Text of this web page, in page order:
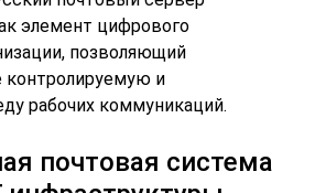
элемент цифрового
позволяющий
контролируемую и
рабочих коммуникаций.
почтовая система